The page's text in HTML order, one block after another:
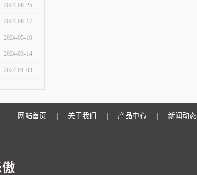
2024-06-25
2024-06-17
2024-05-10
2024-03-14
2024-01-03
网站首页 关于我们 产品中心 新闻动态